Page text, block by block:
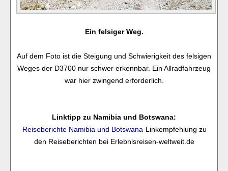
Ein felsiger Weg.
Auf dem Foto ist die Steigung und Schwierigkeit des felsigen
Weges der D3700 nur schwer erkennbar. Ein Allradfahrzeug
war hier zwingend erforderlich.
Linktipp zu Namibia und Botswana:
Reiseberichte Namibia und Botswana Linkempfehlung zu
den Reiseberichten bei Erlebnisreisen-weltweit.de